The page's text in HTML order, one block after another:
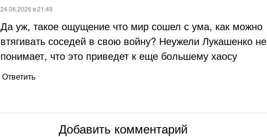
:
24.06.2026 в 21:49
Да уж, такое ощущение что мир сошел с ума, как можно
втягивать соседей в свою войну? Неужели Лукашенко не
понимает, что это приведет к еще большему хаосу
Ответить
Добавить комментарий